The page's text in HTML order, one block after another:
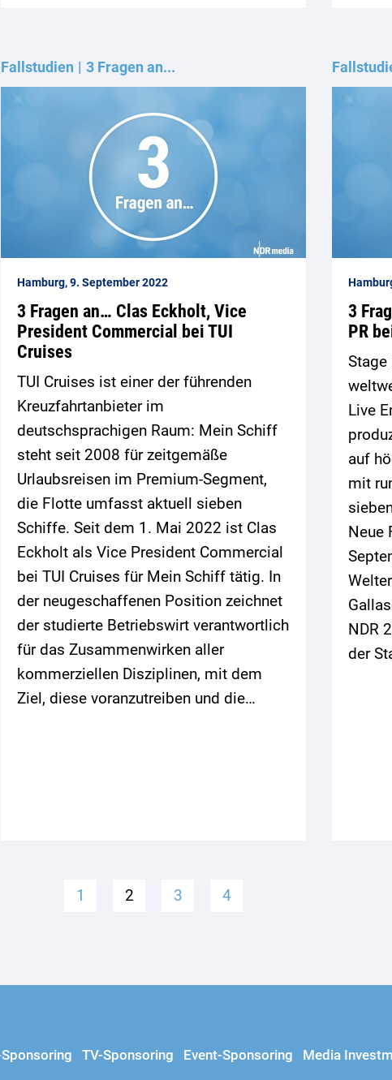
Fallstudien 3 Fragen an...
Hamburg, 9. September 2022
3 Fragen an… Clas Eckholt, Vice
President Commercial bei TUI
Cruises
TUI Cruises ist einer der führenden
Kreuzfahrtanbieter im
deutschsprachigen Raum: Mein Schiff
steht seit 2008 für zeitgemäße
Urlaubsreisen im Premium-Segment,
die Flotte umfasst aktuell sieben
Schiffe. Seit dem 1. Mai 2022 ist Clas
Eckholt als Vice President Commercial
bei TUI Cruises für Mein Schiff tätig. In
der neugeschaffenen Position zeichnet
der studierte Betriebswirt verantwortlich
für das Zusammenwirken aller
kommerziellen Disziplinen, mit dem
Ziel, diese voranzutreiben und die…
3
PR
Stage
Live
auf
mit
Neue
NDR
der
1 2 3 4
TV-Sponsoring Event-Sponsoring Media